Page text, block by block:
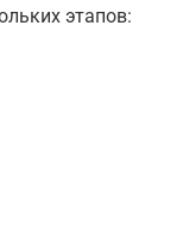
этапов: